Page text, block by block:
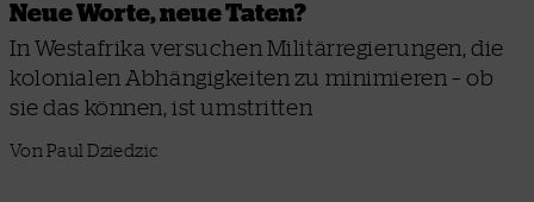
Neue Worte, neue Taten?
In Westafrika versuchen Militärregierungen, die
kolonialen Abhängigkeiten zu minimieren – ob
sie das können, ist umstritten
Von Paul Dziedzic